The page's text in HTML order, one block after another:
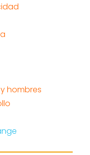
hombres